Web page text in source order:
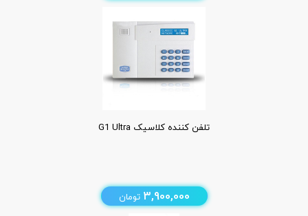
تلفن کننده کلاسیک G1 Ultra
3,900,000 تومان